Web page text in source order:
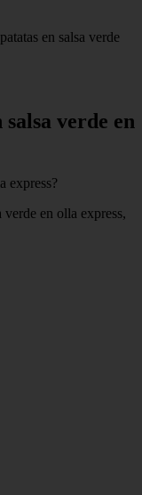
en salsa verde
verde en
express?
verde en olla express,